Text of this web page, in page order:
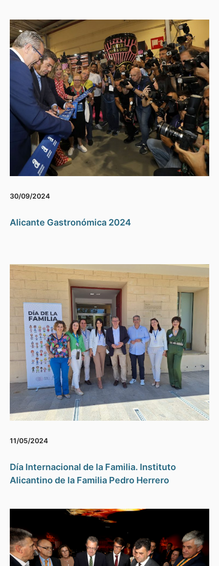
30/09/2024
Alicante Gastronómica 2024
11/05/2024
Día Internacional de la Familia. Instituto
Alicantino de la Familia Pedro Herrero